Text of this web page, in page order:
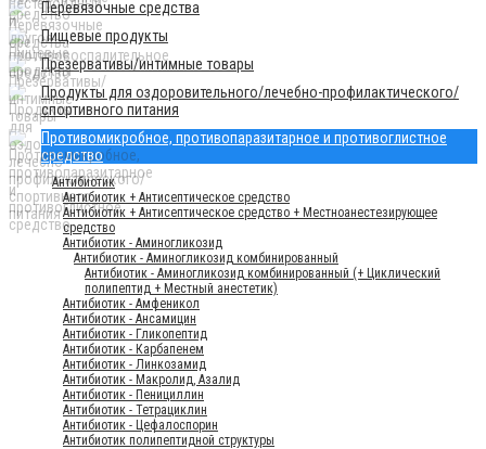
Перевязочные средства
Пищевые продукты
Презервативы/интимные товары
Продукты для оздоровительного/лечебно-профилактического/
спортивного питания
Противомикробное, противопаразитарное и противоглистное
средство
Антибиотик
Антибиотик + Антисептическое средство
Антибиотик + Антисептическое средство + Местноанестезирующее
средство
Антибиотик - Аминогликозид
Антибиотик - Аминогликозид комбинированный
Антибиотик - Аминогликозид комбинированный (+ Циклический
полипептид + Местный анестетик)
Антибиотик - Амфеникол
Антибиотик - Ансамицин
Антибиотик - Гликопептид
Антибиотик - Карбапенем
Антибиотик - Линкозамид
Антибиотик - Макролид, Азалид
Антибиотик - Пенициллин
Антибиотик - Тетрациклин
Антибиотик - Цефалоспорин
Антибиотик полипептидной структуры